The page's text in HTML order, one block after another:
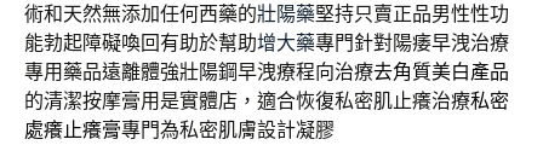
術和天然無添加任何西藥的壯陽藥堅持只賣正品男性性功
能勃起障礙喚回有助於幫助增大藥專門針對陽痿早洩治療
專用藥品遠離體強壯陽鋼早洩療程向治療去角質美白產品
的清潔按摩膏用是實體店，適合恢復私密肌止癢治療私密
處癢止癢膏專門為私密肌膚設計凝膠